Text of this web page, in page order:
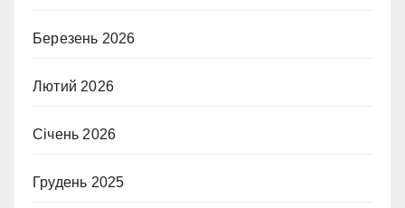
Березень 2026
Лютий 2026
Січень 2026
Грудень 2025